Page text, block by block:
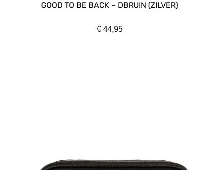
GOOD TO BE BACK – DBRUIN (ZILVER)
€44,95